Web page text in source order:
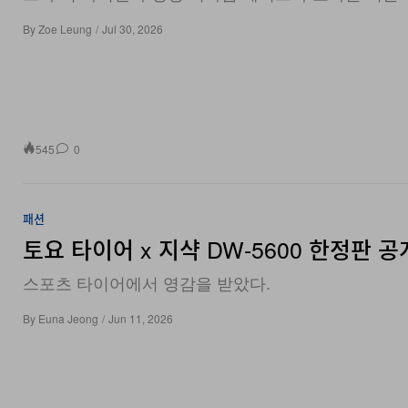
ByZoe Leung / Jul 30, 2026
545 0
패션
토요 타이어 x 지샥 DW‑5600 한정판 공
스포츠 타이어에서 영감을 받았다.
By Euna Jeong / Jun 11, 2026